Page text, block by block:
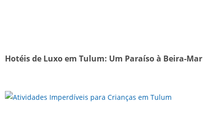
Hotéis de Luxo em Tulum: Um Paraíso à Beira-Mar